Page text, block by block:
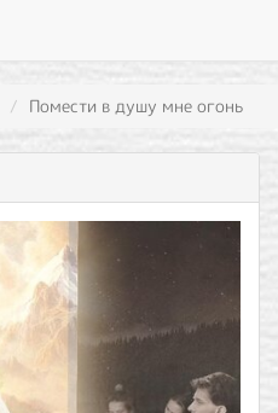
Помести в душу мне огонь